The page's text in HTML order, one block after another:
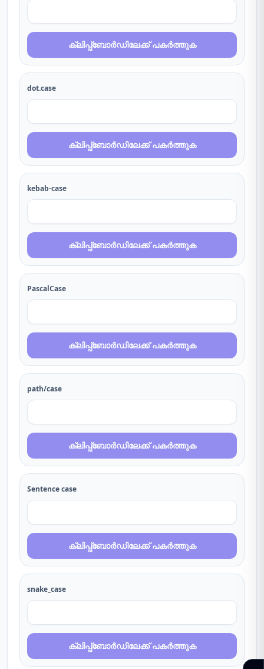
ക്ലിപ്പ്ബോർഡിലേക്ക് പകർത്തുക
dot.case
ക്ലിപ്പ്ബോർഡിലേക്ക് പകർത്തുക
kebab-case
ക്ലിപ്പ്ബോർഡിലേക്ക് പകർത്തുക
PascalCase
ക്ലിപ്പ്ബോർഡിലേക്ക് പകർത്തുക
path/case
ക്ലിപ്പ്ബോർഡിലേക്ക് പകർത്തുക
Sentence case
ക്ലിപ്പ്ബോർഡിലേക്ക് പകർത്തുക
snake_case
ക്ലിപ്പ്ബോർഡിലേക്ക് പകർത്തുക